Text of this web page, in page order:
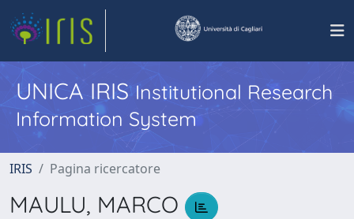
UNICA IRISInstitutional Research
Information System
IRIS Pagina ricercatore
MAULU, MARCO